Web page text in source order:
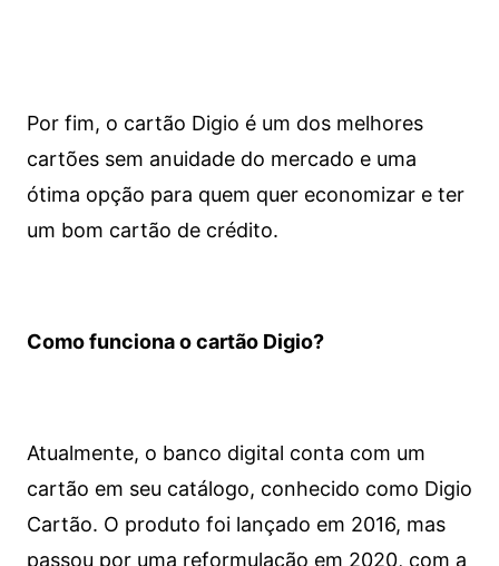
Por fim, o cartão Digio é um dos melhores
cartões sem anuidade do mercado e uma
ótima opção para quem quer economizar e ter
um bom cartão de crédito.
Como funciona o cartão Digio?
Atualmente, o banco digital conta com um
cartão em seu catálogo, conhecido como Digio
Cartão. O produto foi lançado em 2016, mas
passou por uma reformulação em 2020, com a